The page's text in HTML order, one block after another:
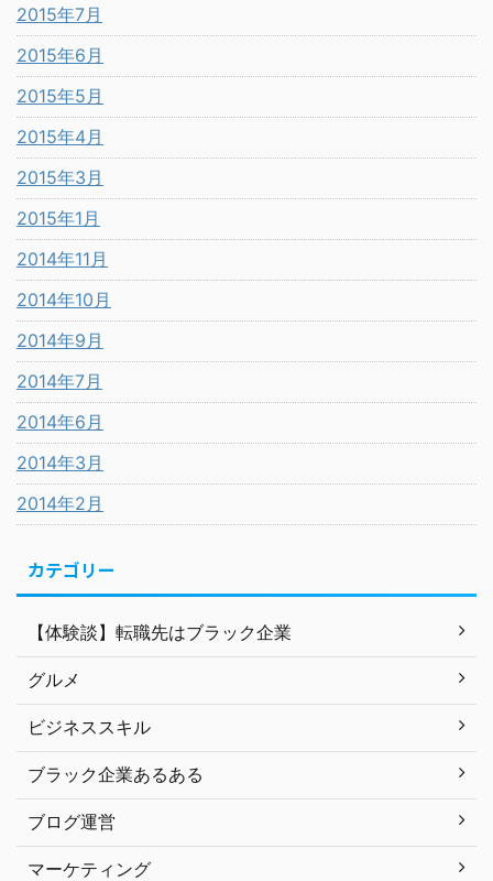
2015年7月
2015年6月
2015年5月
2015年4月
2015年3月
2015年1月
2014年11月
2014年10月
2014年9月
2014年7月
2014年6月
2014年3月
2014年2月
カテゴリー
【体験談】転職先はブラック企業
グルメ
ビジネススキル
ブラック企業あるある
ブログ運営
マーケティング